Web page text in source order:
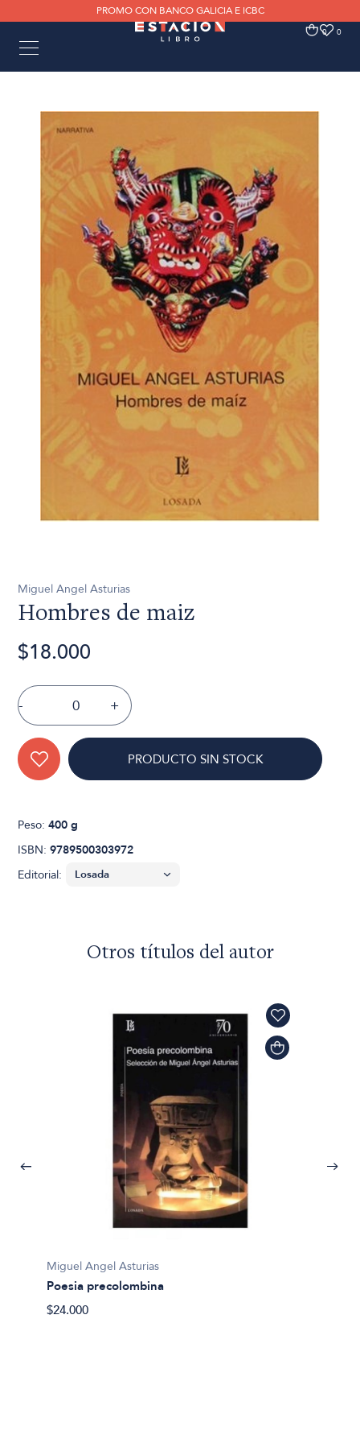
PROMO CON BANCO GALICIA E ICBC
0 0
Miguel Angel Asturias
Hombres de maiz
$18.000
- +
PRODUCTO SIN STOCK
Peso:400 g
ISBN:9789500303972
Editorial:
Otros títulos del autor
Miguel Angel Asturias
Poesia precolombina
$24.000